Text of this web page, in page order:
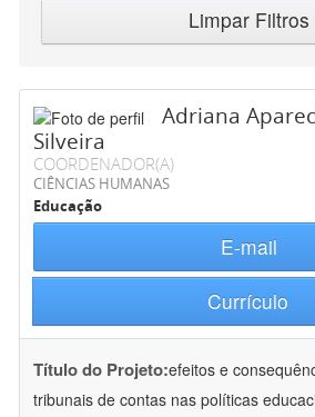
Limpar Filtros
Adriana
Silveira
COORDENADOR(A)
CIÊNCIAS HUMANAS
Educação
E-mail
Currículo
Título do Projeto:efeitos e
tribunais de contas nas políticas